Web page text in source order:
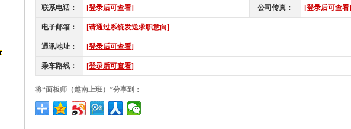
联系电话： [登录后可查看] 公司传真： [登录后可查看]
电子邮箱： [请通过系统发送求职意向]
通讯地址： [登录后可查看]
乘车路线： [登录后可查看]
将“面板师（越南上班）”分享到：